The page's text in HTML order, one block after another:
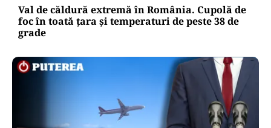
Val de căldură extremă în România. Cupolă de
foc în toată țara și temperaturi de peste 38 de
grade